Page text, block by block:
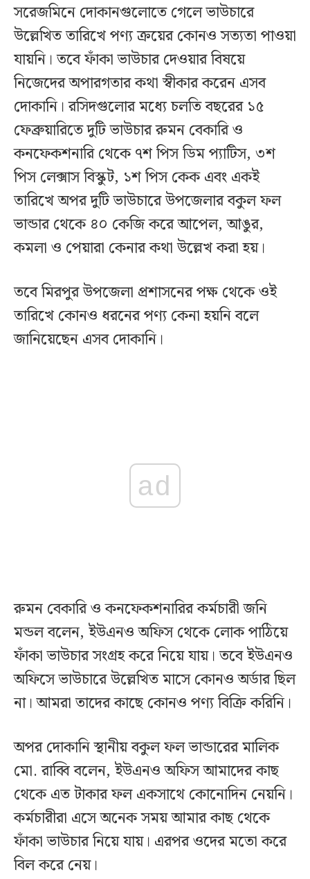
সরেজমিনে দোকানগুলোতে গেলে ভাউচারে
উল্লেখিত তারিখে পণ্য ক্রয়ের কোনও সত্যতা পাওয়া
যায়নি। তবে ফাঁকা ভাউচার দেওয়ার বিষয়ে
নিজেদের অপারগতার কথা স্বীকার করেন এসব
দোকানি। রসিদগুলোর মধ্যে চলতি বছরের ১৫
ফেব্রুয়ারিতে দুটি ভাউচার রুমন বেকারি ও
কনফেকশনারি থেকে ৭শ পিস ডিম প্যাটিস, ৩শ
পিস লেক্সাস বিস্কুট, ১শ পিস কেক এবং একই
তারিখে অপর দুটি ভাউচারে উপজেলার বকুল ফল
ভান্ডার থেকে ৪০ কেজি করে আপেল, আঙুর,
কমলা ও পেয়ারা কেনার কথা উল্লেখ করা হয়।
তবে মিরপুর উপজেলা প্রশাসনের পক্ষ থেকে ওই
তারিখে কোনও ধরনের পণ্য কেনা হয়নি বলে
জানিয়েছেন এসব দোকানি।
ad
রুমন বেকারি ও কনফেকশনারির কর্মচারী জনি
মন্ডল বলেন, ইউএনও অফিস থেকে লোক পাঠিয়ে
ফাঁকা ভাউচার সংগ্রহ করে নিয়ে যায়। তবে ইউএনও
অফিসে ভাউচারে উল্লেখিত মাসে কোনও অর্ডার ছিল
না। আমরা তাদের কাছে কোনও পণ্য বিক্রি করিনি।
অপর দোকানি স্থানীয় বকুল ফল ভান্ডারের মালিক
মো. রাব্বি বলেন, ইউএনও অফিস আমাদের কাছ
থেকে এত টাকার ফল একসাথে কোনোদিন নেয়নি।
কর্মচারীরা এসে অনেক সময় আমার কাছ থেকে
ফাঁকা ভাউচার নিয়ে যায়। এরপর ওদের মতো করে
বিল করে নেয়।